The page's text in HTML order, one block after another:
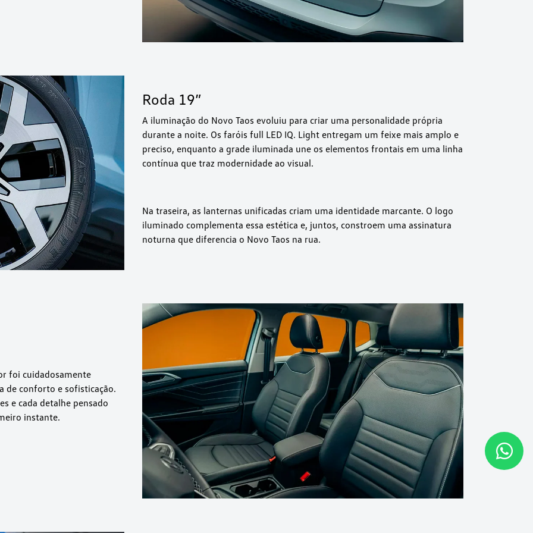
Roda 19”
A iluminação do Novo Taos evoluiu para criar uma personalidade própria
durante a noite. Os faróis full LED IQ. Light entregam um feixe mais amplo e
preciso, enquanto a grade iluminada une os elementos frontais em uma linha
contínua que traz modernidade ao visual.
Na traseira, as lanternas unificadas criam uma identidade marcante. O logo
iluminado complementa essa estética e, juntos, constroem uma assinatura
noturna que diferencia o Novo Taos na rua.
foi cuidadosamente
de conforto e sofisticação.
e cada detalhe pensado
instante.